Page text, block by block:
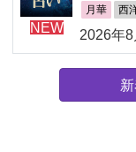
NEW
月華 西
2026年8